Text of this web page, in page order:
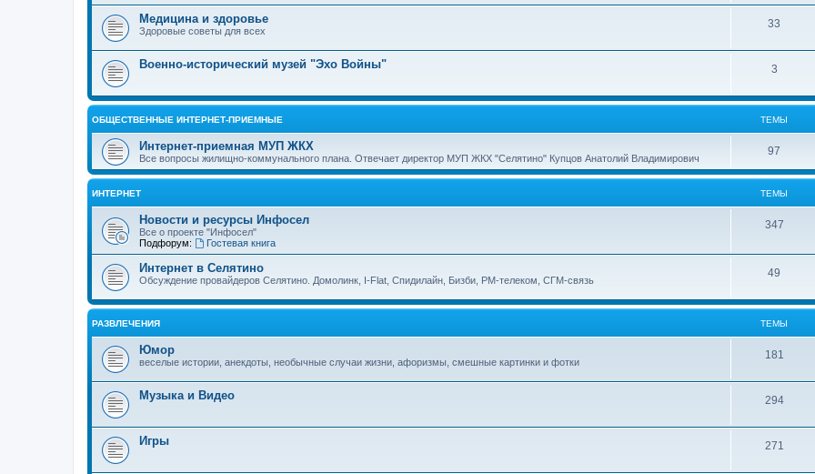
Медицина и здоровье
Здоровые советы для всех
33
Военно-исторический музей "Эхо Войны" 3
ОБЩЕСТВЕННЫЕ ИНТЕРНЕТ-ПРИЕМНЫЕ ТЕМЫ
Интернет-приемная МУП ЖКХ
Все вопросы жилищно-коммунального плана. Отвечает директор МУП ЖКХ "Селятино" Купцов Анатолий Владимирович
97
ИНТЕРНЕТ ТЕМЫ
Новости и ресурсы Инфосел
Все о проекте "Инфосел"
Подфорум:
Гостевая книга
347
Интернет в Селятино
Обсуждение провайдеров Селятино. Домолинк, I-Flat, Спидилайн, Бизби, РМ-телеком, СГМ-связь
49
РАЗВЛЕЧЕНИЯ ТЕМЫ
Юмор
веселые истории, анекдоты, необычные случаи жизни, афоризмы, смешные картинки и фотки
181
Музыка и Видео 294
Игры 271